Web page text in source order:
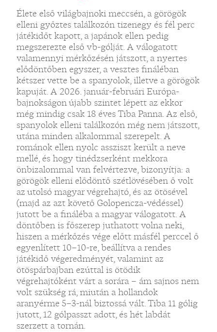
Élete első világbajnoki meccsén, a görögök
elleni győztes találkozón tizenegy és fél perc
játékidőt kapott, a japánok ellen pedig
megszerezte első vb-gólját. A válogatott
valamennyi mérkőzésén játszott, a nyertes
elődöntőben egyszer, a vesztes fináléban
kétszer vette be a spanyolok, illetve a görögök
kapuját. A 2026. január-februári Európa-
bajnokságon újabb szintet lépett az ekkor
még mindig csak 18 éves Tiba Panna. Az első,
spanyolok elleni találkozón még nem játszott,
utána minden alkalommal szerepelt. A
románok ellen nyolc assziszt került a neve
mellé, és hogy tinédzserként mekkora
önbizalommal van felvértezve, bizonyítja: a
görögök elleni elődöntő szétlövésében ő volt
az utolsó magyar végrehajtó, és az ötösével
(majd az azt követő Golopencza-védéssel)
jutott be a fináléba a magyar válogatott. A
döntőben is főszerep juthatott volna neki,
hiszen a mérkőzés vége előtt másfél perccel ő
egyenlített 10–10-re, beállítva a rendes
játékidő végeredményét, valamint az
ötöspárbajban ezúttal is ötödik
végrehajtóként várt a sorára – ám sajnos nem
volt szükség rá, miután a hollandok
aranyérme 5–3-nál biztossá vált. Tiba 11 gólig
jutott, 12 gólpasszt adott, és hét labdát
szerzett a tornán.